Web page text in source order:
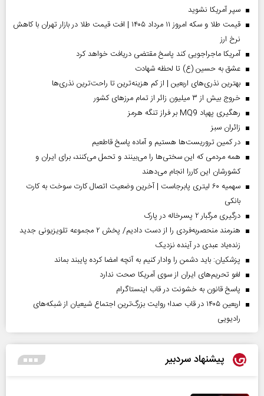
سپر آمریکا نشوید
قیمت طلا و سکه امروز ۱۱ مرداد ۱۴۰۵ | افت قیمت طلا در بازار تهران با کاهش
نرخ ارز
آمریکا ماجراجویی کند پاسخ مقتضی دریافت خواهد کرد
عشق به حسین (ع) تا لحظه شهادت
بهترین نذری‌های اربعین | از کم هزینه‌ترین تا راحت‌ترین نذری‌ها
خروج بیش از ۳ میلیون زائر از تمام مرز‌های کشور
رهگیری پهپاد MQ9 بر فراز تنگه هرمز
‌زائران سبز
در کمین تروریست‌ها هستیم و آماده پاسخ قاطعیم
همه مردمی که این سختی‌ها را می‌بینند و تحمل می‌کنند، برای ایران و
کشورشان این کاررا انجام می‌دهند
سهمیه ۶۰ لیتری پابرجاست | آخرین وضعیت اتصال کارت سوخت به کارت
بانکی
درگیری مرگبار ۲ پسرخاله در پارک
هنرمند منحصر‌به‌فردی را از دست دادیم/ پخش ۲ مجموعه تلویزیونی جدید
زنده‌یاد عبدی در آینده نزدیک
پزشکیان: باید دشمن را وادار کنیم به آنچه امضا کرده پایبند بماند
لغو تحریم‌های ایران از سوی آمریکا صحت ندارد
پاسخ قانون به خشونت در قاب اینستاگرام
اربعین ۱۴۰۵ در قاب صدا؛ روایت بزرگ‌ترین اجتماع شیعیان از شبکه‌های
رادیویی
پیشنهاد سردبیر